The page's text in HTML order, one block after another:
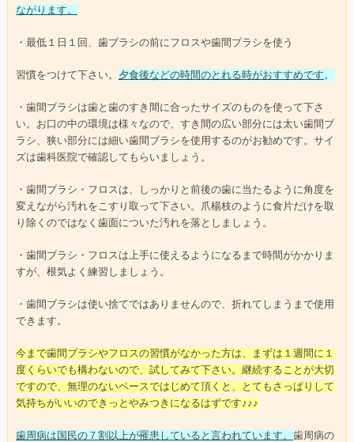
ながります。
・最低１日１回、歯ブラシの前にフロスや歯間ブラシを使う
習慣をつけて下さい。 夕食後などの時間のとれる時がおすすめです。
・歯間ブラシは歯と歯のすき間に合ったサイズのものを使って下さ
い。お口の中の環境は様々なので、すき間の広い部分には太い歯間ブ
ラシ、狭い部分には細い歯間ブラシを使用するのがお勧めです。サイ
ズは歯科医院で確認してもらいましょう。
・歯間ブラシ・フロスは、しっかりと前後の歯に当たるように角度を
変えながら汚れをこすり取って下さい。爪楊枝のように食片だけを取
り除くのではなく歯面についた汚れを落としましょう。
・歯間ブラシ・フロスは上手に使えるようになるまで時間がかかりま
すが、根気よく練習しましょう。
・歯間ブラシは使い捨てではありませんので、折れてしまうまで使用
できます。
今まで歯間ブラシやフロスの習慣がなかった方は、まずは１週間に１
度くらいでも構わないので、試してみて下さい。継続することが大切
ですので、無理のないペースではじめて頂くと、とてもさっぱりして
気持ちがいいのできっとやみつきになるはずです♪♪♪
歯周病は国民の７割以上が罹患していると言われています。 歯周病の